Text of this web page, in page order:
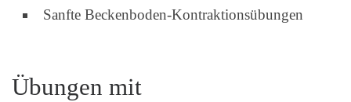
Sanfte Beckenboden-Kontraktionsübungen
Übungen mit